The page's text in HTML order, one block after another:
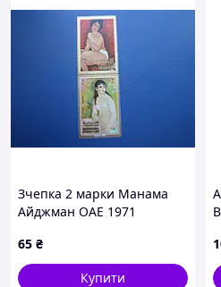
Зчепка 2 марки Манама
Айджман ОАЕ 1971
Модильяні Ренуар MNH
65 ₴
Купити